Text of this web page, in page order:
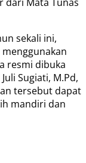
sekali ini,
resmi dibuka
Sugiati, M.Pd,
tersebut dapat
mandiri dan